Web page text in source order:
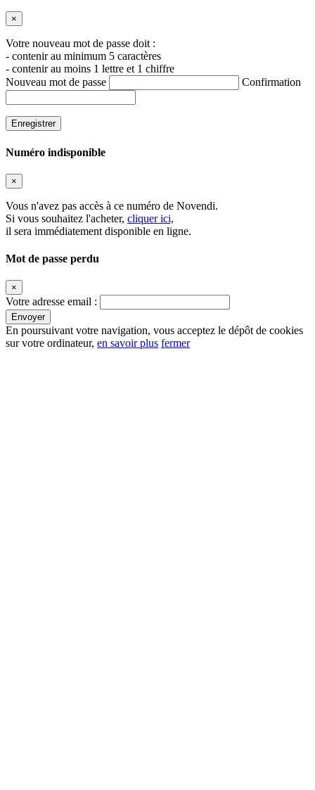
×
Votre nouveau mot de passe doit :
- contenir au minimum 5 caractères
- contenir au moins 1 lettre et 1 chiffre
Nouveau mot de passe
Confirmation
Numéro indisponible
×
Vous n'avez pas accès à ce numéro de Novendi.
Si vous souhaitez l'acheter, cliquer ici,
il sera immédiatement disponible en ligne.
Mot de passe perdu
×
Votre adresse email :
En poursuivant votre navigation, vous acceptez le dépôt de cookies
sur votre ordinateur, en savoir plus fermer